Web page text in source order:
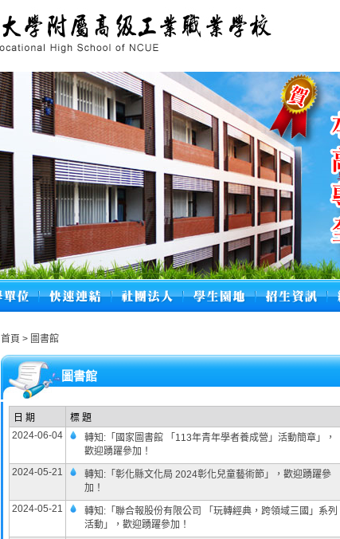
首頁 > 圖書館
圖書館
日 期 標 題
2024-06-04
轉知:「國家圖書館 「113年青年學者養成營」活動簡章」，
歡迎踴躍參加！
2024-05-21
轉知:「彰化縣文化局 2024彰化兒童藝術節」，歡迎踴躍參
加！
2024-05-21
轉知:「聯合報股份有限公司 「玩轉經典，跨領域三國」系列
活動」，歡迎踴躍參加！